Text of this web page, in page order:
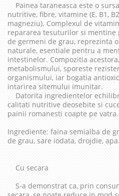
Painea taraneasca este o
nutritive, fibre, vitamine (E, B1,
magneziu). Complexul de
repararea tesuturilor si mentine
de germeni de grau, reprezinta
naturale, esentiale pentru a
intestinelor. Compozitia
metabolismului, sporeste
organismului, iar bogatia
intarirea sitemului imunitar.
Datorita ingredientelor
calitati nutritive deosebite si
painii romanesti coapte pe vatra.
Ingrediente: faina semialba de
de grau, sare iodata, drojdie, apa.
Cu secara
S-a demonstrat ca, prin